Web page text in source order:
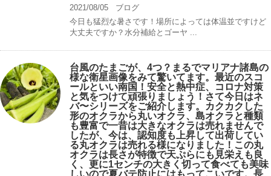
2021/08/05
ブログ
今日も猛烈な暑さです！場所によっては体温並ですけど
大丈夫ですか？水分補給とゴーヤ ...
台風のたまごが、4つ？まるでマリアナ諸島の
様な衛星画像をみて驚いてます。最近のスコ
ールといい南国！安全と熱中症、コロナ対策
と気をつけて頑張りましょう！さて今日はネ
バ〜シリーズをご紹介します。カクカクした
形のオクラから丸いオクラ、島オクラと種類
も豊富で一昔は大きなオクラは売れませんで
したが、今は、認知度も上昇して出荷してい
る丸オクラは売れる様になりました！この丸
オクラは長さが特徴で天ぷらにも見栄えも良
く、更に1センチの大きく切って食べても美味
しいので夏バテ防止にはもってこいです。長